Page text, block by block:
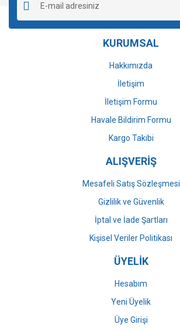
Ürün açıklamasında eksik bilgiler bulunuyor.
Ürün bilgilerinde hatalar bulunuyor.
Ürün fiyatı diğer sitelerden daha pahalı.
Gönder
KURUMSAL
Hakkımızda
İletişim
İletişim Formu
Havale Bildirim Formu
Kargo Takibi
ALIŞVERİŞ
Mesafeli Satış Sözleşmesi
Gizlilik ve Güvenlik
İptal ve İade Şartları
Kişisel Veriler Politikası
ÜYELİK
Hesabım
Yeni Üyelik
Üye Girişi